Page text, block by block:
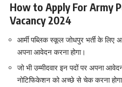
How to Apply For Army
Vacancy 2024
आर्मी पब्लिक स्कूल जोधपुर भर्ती के लिए
अपना आवेदन करना होगा।
जो भी उम्मीदवार इन पदों पर अपना
नोटिफिकेशन को अच्छे से चेक करना